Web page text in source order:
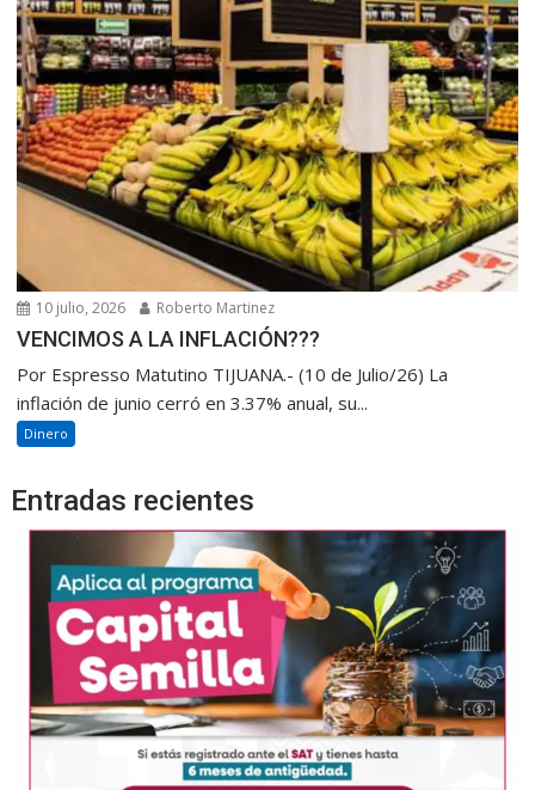
10 julio, 2026 Roberto Martinez
VENCIMOS A LA INFLACIÓN???
Por Espresso Matutino TIJUANA.- (10 de Julio/26) La
inflación de junio cerró en 3.37% anual, su...
Dinero
Entradas recientes